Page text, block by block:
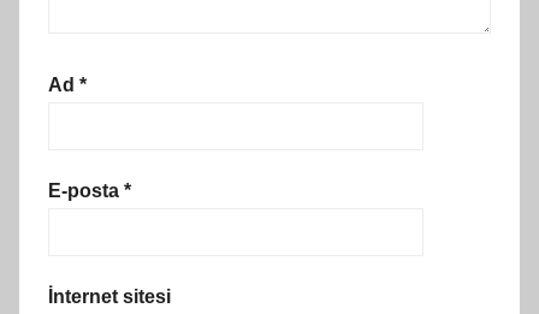
Ad *
E-posta *
İnternet sitesi